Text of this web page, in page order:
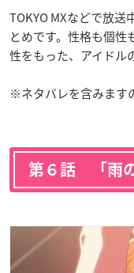
TOKYO MXなどで放送
とめです。 性格も個性
性をもった、アイドル
※ネタバレを含みます
第６話 「雨の